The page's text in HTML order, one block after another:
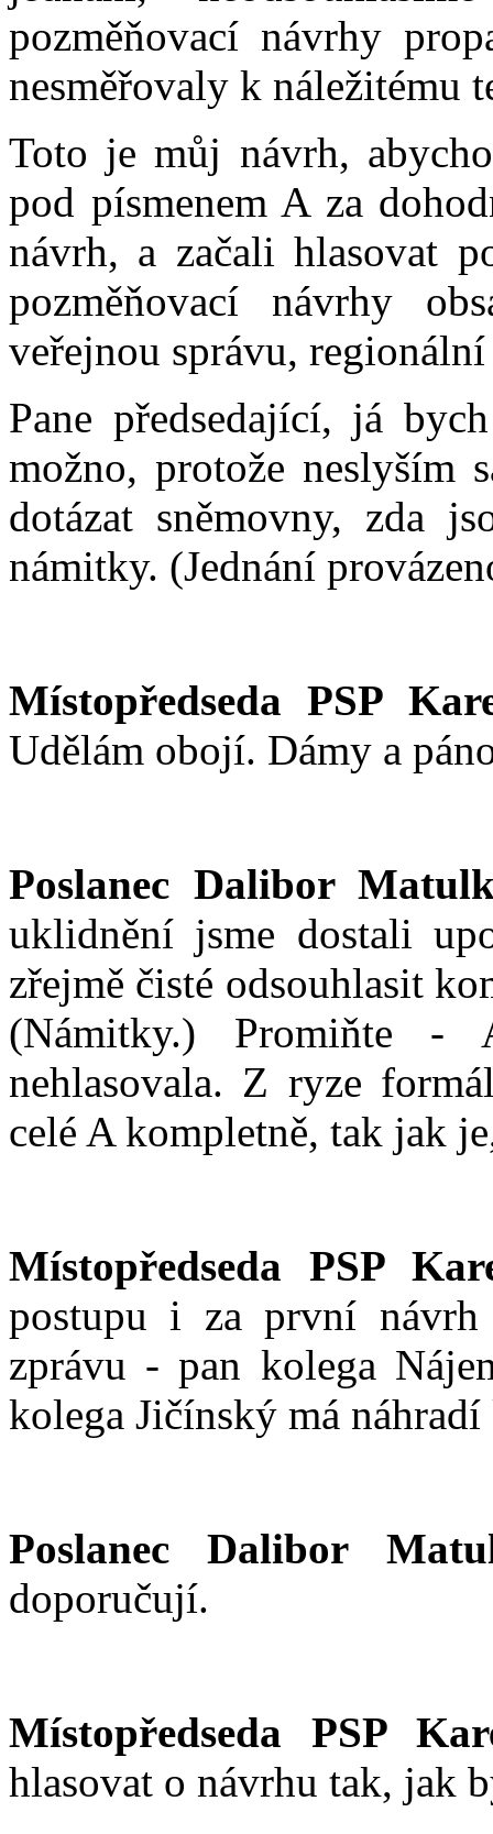
pozměňovací návrhy
nesměřovaly k náležitému
Toto je můj návrh,
pod písmenem A za
návrh, a začali hlasovat
pozměňovací návrhy
veřejnou správu,
Pane předsedající, já
možno, protože neslyším
dotázat sněmovny, zda
námitky. (Jednání
Místopředseda PSP
Udělám obojí. Dámy a
Poslanec Dalibor
uklidnění jsme dostali
zřejmě čisté odsouhlasit
(Námitky.) Promiňte -
nehlasovala. Z ryze
celé A kompletně, tak jak
Místopředseda PSP
postupu i za první návrh
zprávu - pan kolega
kolega Jičínský má
Poslanec Dalibor
doporučují.
Místopředseda PSP
hlasovat o návrhu tak, jak